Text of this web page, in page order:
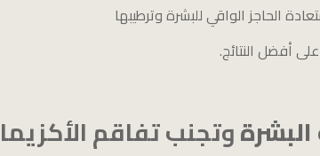
الحاجز الواقي للبشرة وترطيبها
وتجنب تفاقم الأكزيما